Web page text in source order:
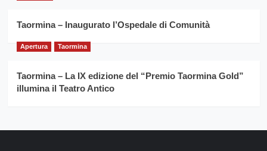
Taormina – Inaugurato l’Ospedale di Comunità
Apertura Taormina
Taormina – La IX edizione del “Premio Taormina Gold”
illumina il Teatro Antico